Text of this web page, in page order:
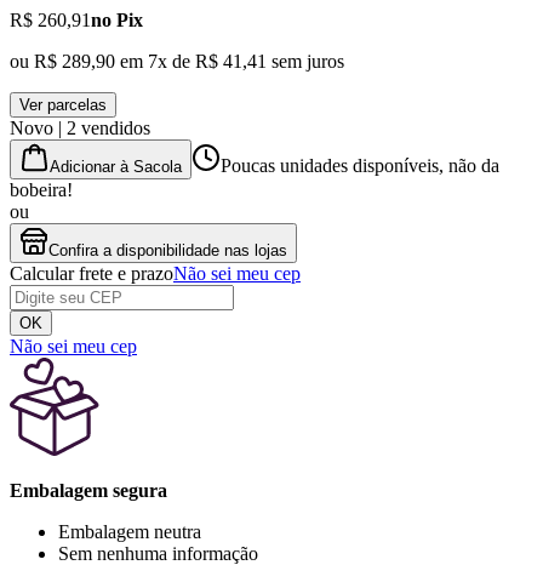
R$ 260,91no Pix
ou R$ 289,90 em 7x de R$ 41,41 sem juros
Ver parcelas
Novo | 2 vendidos
Adicionar à Sacola
Poucas unidades disponíveis, não da
bobeira!
ou
Confira a disponibilidade nas lojas
Calcular frete e prazoNão sei meu cep
OK
Não sei meu cep
Embalagem segura
Embalagem neutra
Sem nenhuma informação